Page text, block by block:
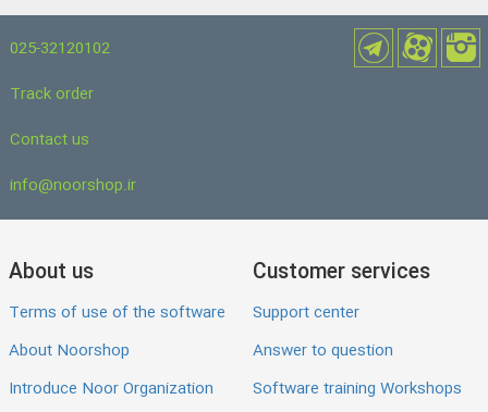
025-32120102
Track order
Contact us
info@noorshop.ir
About us
Terms of use of the software
About Noorshop
Introduce Noor Organization
Customer services
Support center
Answer to question
Software training Workshops